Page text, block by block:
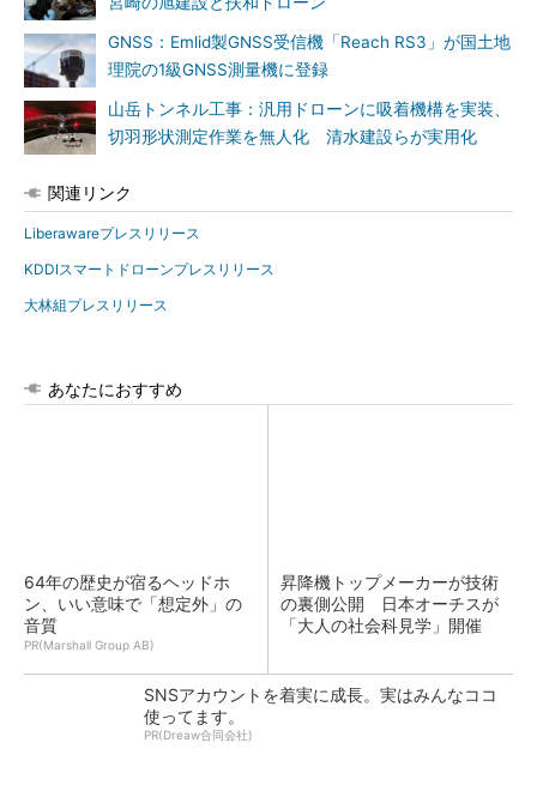
GNSS：Emlid製GNSS受信機「Reach RS3」が国土地
理院の1級GNSS測量機に登録
山岳トンネル工事：汎用ドローンに吸着機構を実装、
切羽形状測定作業を無人化 清水建設らが実用化
関連リンク
Liberawareプレスリリース
KDDIスマートドローンプレスリリース
大林組プレスリリース
あなたにおすすめ
64年の歴史が宿るヘッドホ
ン、いい意味で「想定外」の
音質
PR(Marshall Group AB)
昇降機トップメーカーが技術
の裏側公開 日本オーチスが
「大人の社会科見学」開催
SNSアカウントを着実に成長。実はみんなココ
使ってます。
PR(Dreaw合同会社)